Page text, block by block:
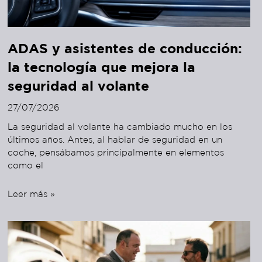
ADAS y asistentes de conducción:
la tecnología que mejora la
seguridad al volante
27/07/2026
La seguridad al volante ha cambiado mucho en los
últimos años. Antes, al hablar de seguridad en un
coche, pensábamos principalmente en elementos
como el
Leer más »